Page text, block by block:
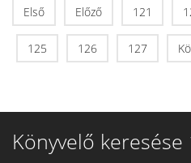
Első Előző 121
125 126 127
Könyvelő